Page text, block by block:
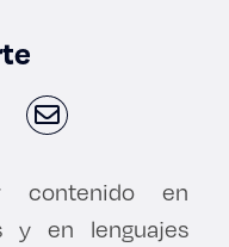
contenido en
y en lenguajes